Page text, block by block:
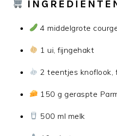
4 middelgrote
1 ui, fijngehakt
2 teentjes knoflook,
150 g geraspte
500 ml melk